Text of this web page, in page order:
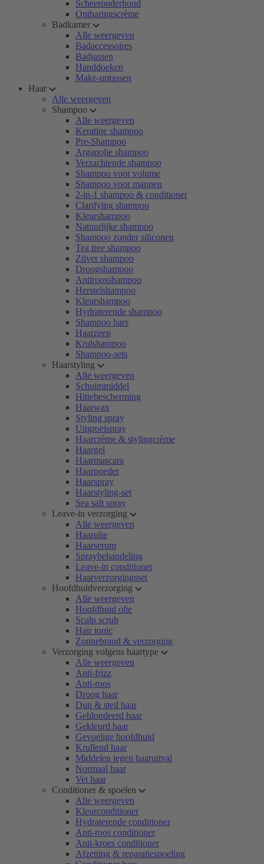
Scheeronderhoud
Ontharingscrème
Badkamer
Alle weergeven
Badaccessoires
Badjassen
Handdoeken
Make-uptassen
Haar
Alle weergeven
Shampoo
Alle weergeven
Keratine shampoo
Pre-Shampoo
Arganolie shampoo
Verzachtende shampoo
Shampoo voor volume
Shampoo voor mannen
2-in-1 shampoo & conditioner
Clarifying shampoo
Kleurshampoo
Natuurlijke shampoo
Shampoo zonder siliconen
Tea tree shampoo
Zilver shampoo
Droogshampoo
Antiroosshampoo
Herstelshampoo
Kleurshampoo
Hydraterende shampoo
Shampoo bars
Haarzeep
Krulshampoo
Shampoo-sets
Haarstyling
Alle weergeven
Schuimmiddel
Hittebescherming
Haarwax
Styling spray
Uitgroeispray
Haarcrème & stylingcrème
Haargel
Haarmascara
Haarpoeder
Haarspray
Haarstyling-set
Sea salt spray
Leave-in verzorging
Alle weergeven
Haarolie
Haarserum
Spraybehandeling
Leave-in conditioner
Haarverzorgingsset
Hoofdhuidverzorging
Alle weergeven
Hoofdhuid olie
Scalp scrub
Hair tonic
Zonnebrand & verzorging
Verzorging volgens haartype
Alle weergeven
Anti-frizz
Anti-roos
Droog haar
Dun & steil haar
Geblondeerd haar
Gekleurd haar
Gevoelige hoofdhuid
Krullend haar
Middelen tegen haaruitval
Normaal haar
Vet haar
Conditioner & spoelen
Alle weergeven
Kleurconditioner
Hydraterende conditioner
Anti-roos conditioner
Anti-kroes conditioner
Afzetting & reparatiespoeling